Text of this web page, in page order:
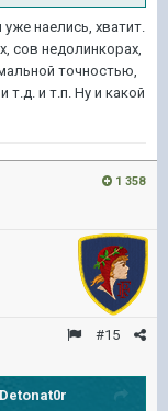
наелись, хватит.
сов недолинкорах,
точностью,
т.д. и т.п. Ну и какой
1 358
#15
Detonat0r